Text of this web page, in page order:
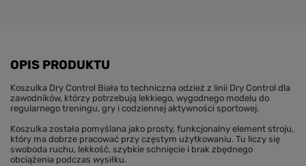
OPIS PRODUKTU
Koszulka Dry Control Biała to techniczna odzież z linii Dry Control dla
zawodników, którzy potrzebują lekkiego, wygodnego modelu do
regularnego treningu, gry i codziennej aktywności sportowej.
Koszulka została pomyślana jako prosty, funkcjonalny element stroju,
który ma dobrze pracować przy częstym użytkowaniu. Tu liczy się
swoboda ruchu, lekkość, szybkie schnięcie i brak zbędnego
obciążenia podczas wysiłku.